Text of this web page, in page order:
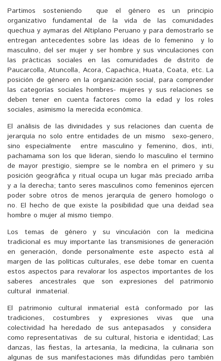
Partimos sosteniendo que el género es un principio
organizativo fundamental de la vida de las comunidades
quechua y aymaras del Altiplano Peruano y para demostrarlo se
entregan antecedentes sobre las ideas de lo femenino y lo
masculino, del ser mujer y ser hombre y sus vinculaciones con
las prácticas sociales en las comunidades de distrito de
Paucarcolla, Atuncolla, Acora, Capachica, Huata, Coata, etc. La
posición de género en la organización social, para comprender
las categorías sociales hombres- mujeres y sus relaciones se
deben tener en cuenta factores como la edad y los roles
sociales, asimismo la merecida económica.
El análisis de las divinidades y sus relaciones dan cuenta de
jerarquía no solo entre entidades de un mismo sexo-genero,
sino especialmente entre masculino y femenino, dios, inti,
pachamama son los que lideran, siendo lo masculino el termino
de mayor prestigio, siempre se le nombra en el primero y su
posición geográfica y ritual ocupa un lugar más preciado arriba
y a la derecha; tanto seres masculinos como femeninos ejercen
poder sobre otros de menos jerarquía de genero homologo o
no. El hecho de que existe la posibilidad que una deidad sea
hombre o mujer al mismo tiempo.
Los temas de género y su vinculación con la medicina
tradicional es muy importante las transmisiones de generación
en generación, donde personalmente este aspecto está al
margen de las políticas culturales, ese debe tomar en cuenta
estos aspectos para revalorar los aspectos importantes de los
saberes ancestrales que son expresiones del patrimonio
cultural inmaterial.
El patrimonio cultural inmaterial está conformado por las
tradiciones, costumbres y expresiones vivas que una
colectividad ha heredado de sus antepasados y considera
como representativas de su cultural, historia e identidad; Las
danzas, las fiestas, la artesanía, la medicina, la culinaria son
algunas de sus manifestaciones más difundidas pero también